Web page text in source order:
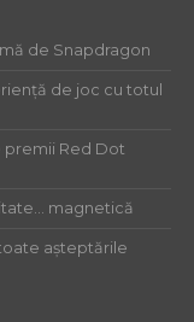
de Snapdragon
de joc cu totul
premii Red Dot
magnetică
toate așteptările